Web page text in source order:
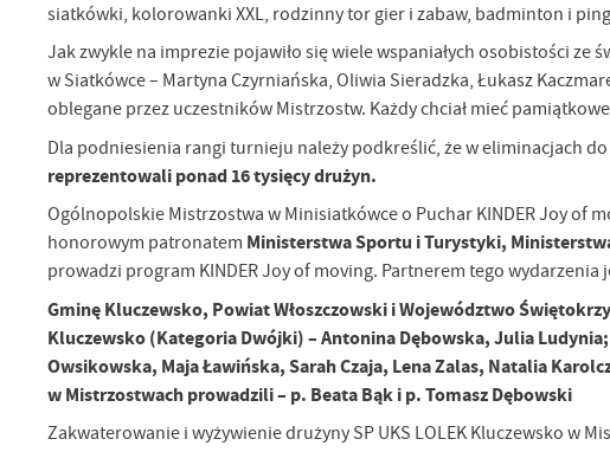
siatkówki, kolorowanki XXL, rodzinny tor gier i zabaw, badminton i
Jak zwykle na imprezie pojawiło się wiele wspaniałych osobistości
w Siatkówce – Martyna Czyrniańska, Oliwia Sieradzka, Łukasz
oblegane przez uczestników Mistrzostw. Każdy chciał mieć
Dla podniesienia rangi turnieju należy podkreślić, że w eliminacjach do
reprezentowali ponad 16 tysięcy drużyn.
Ogólnopolskie Mistrzostwa w Minisiatkówce o Puchar KINDER Joy of
honorowym patronatem Ministerstwa Sportu i Turystyki,
prowadzi program KINDER Joy of moving. Partnerem tego wydarzenia
Gminę Kluczewsko, Powiat Włoszczowski i Województwo
Kluczewsko (Kategoria Dwójki) – Antonina Dębowska, Julia
Owsikowska, Maja Ławińska, Sarah Czaja, Lena Zalas, Natalia
w Mistrzostwach prowadzili – p. Beata Bąk i p. Tomasz Dębowski
Zakwaterowanie i wyżywienie drużyny SP UKS LOLEK Kluczewsko w